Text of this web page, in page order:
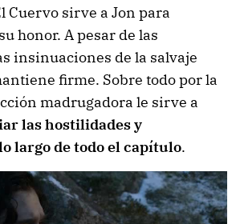
Cuervo sirve a Jon para
honor. A pesar de las
insinuaciones de la salvaje
firme. Sobre todo por la
madrugadora le sirve a
las hostilidades y
largo de todo el capítulo.